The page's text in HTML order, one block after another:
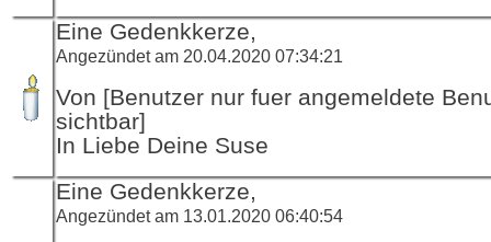
Eine Gedenkkerze,
Angezündet am 20.04.2020 07:34:21
Von [Benutzer nur fuer angemeldete
sichtbar]
In Liebe Deine Suse
Eine Gedenkkerze,
Angezündet am 13.01.2020 06:40:54